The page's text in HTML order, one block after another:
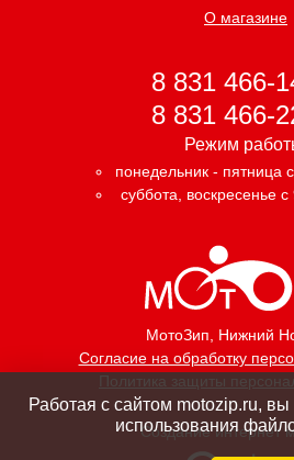
МотоЗип, Нижний
Согласие на обработку
Политика защиты
О магазине
8 831 466-
8 831 466-
Режим
понедельник - пятница
суббота, воскресенье
Создание интернет
Работая с сайтом motozip.ru,
использования